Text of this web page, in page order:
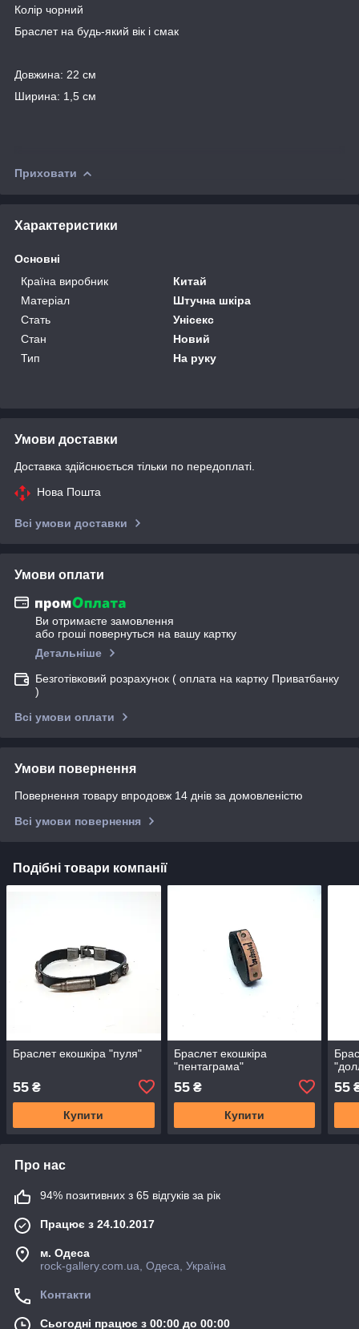
Колір чорний
Браслет на будь-який вік і смак
Довжина: 22 см
Ширина: 1,5 см
Приховати
Характеристики
Основні
Країна виробник
Китай
Матеріал
Штучна шкіра
Стать
Унісекс
Стан
Новий
Тип
На руку
Умови доставки
Доставка здійснюється тільки по передоплаті.
Нова Пошта
Всі умови доставки
Умови оплати
Ви отримаєте замовлення
або гроші повернуться на вашу картку
Детальніше
Безготівковий розрахунок ( оплата на картку Приватбанку
)
Всі умови оплати
Умови повернення
Повернення товару впродовж 14 днів за домовленістю
Всі умови повернення
Подібні товари компанії
Браслет екошкіра "пуля"
55 ₴
Купити
Браслет екошкіра
"пентаграма"
55₴
Купити
55
Про нас
94% позитивних з 65 відгуків за рік
Працює з 24.10.2017
м. Одеса
rock-gallery.com.ua, Одеса, Україна
Контакти
Сьогодні працює з 00:00 до 00:00